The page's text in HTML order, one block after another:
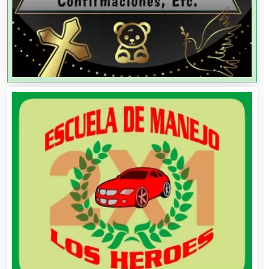
Agencias de Viajes
Agricultores
Agricultura y Ganadería
Agua Purificada
Aire Acondicionado
Alarmas